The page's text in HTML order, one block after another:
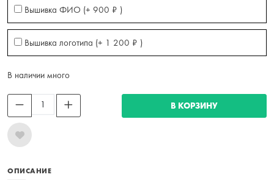
Вышивка ФИО (+ 900 ₽ )
Вышивка логотипа (+ 1 200 ₽ )
В наличии много
В КОРЗИНУ
ОПИСАНИЕ